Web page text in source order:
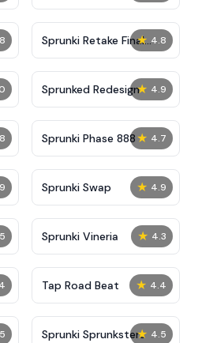
★ 4.8
Sprunki Retake Final
Update
★ 4.9
Sprunked Redesign
★ 4.7
Sprunki Phase 888
★ 4.9
Sprunki Swap
★ 4.3
Sprunki Vineria
★ 4.4
Tap Road Beat
★ 4.5
Sprunki Sprunksters